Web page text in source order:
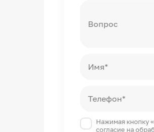
Вопрос
Имя*
Телефон*
Нажимая кнопку
согласие на